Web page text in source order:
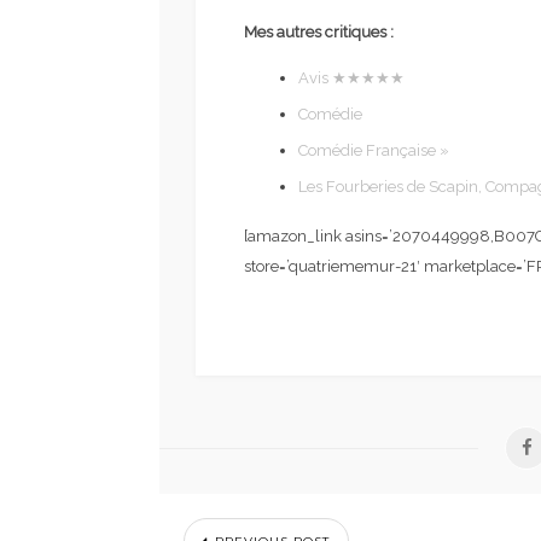
Mes autres critiques :
Avis ★★★★★
Comédie
Comédie Française »
Les Fourberies de Scapin,
[amazon_link
store=’quatriememur-21′